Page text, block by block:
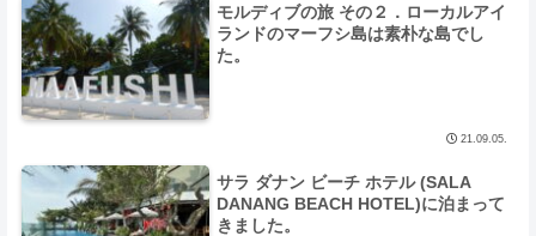
モルディブの旅 その２．ローカルアイ
ランドのマーフシ島は素朴な島でし
た。
21.09.05.
サラ ダナン ビーチ ホテル (SALA
DANANG BEACH HOTEL)に泊まって
きました。